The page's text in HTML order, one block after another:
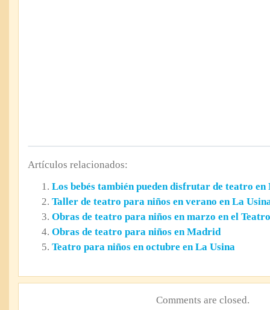
Artículos relacionados:
Los bebés también pueden disfrutar de teatro
Taller de teatro para niños en verano en La
Obras de teatro para niños en marzo en el
Obras de teatro para niños en Madrid
Teatro para niños en octubre en La Usina
Comments are closed.